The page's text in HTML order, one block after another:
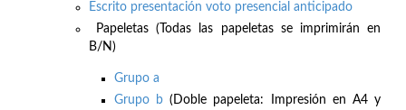
Escrito presentación voto presencial anticipado
Papeletas (Todas las papeletas se imprimirán en
B/N)
Grupo a
Grupo b (Doble papeleta: Impresión en A4 y